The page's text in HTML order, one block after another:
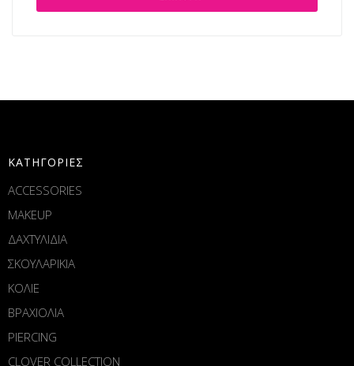
ΚΑΤΗΓΟΡΙΕΣ
ACCESSORIES
MAKEUP
ΔΑΧΤΥΛΙΔΙΑ
ΣΚΟΥΛΑΡΙΚΙΑ
ΚΟΛΙΕ
ΒΡΑΧΙΟΛΙΑ
PIERCING
CLOVER COLLECTION